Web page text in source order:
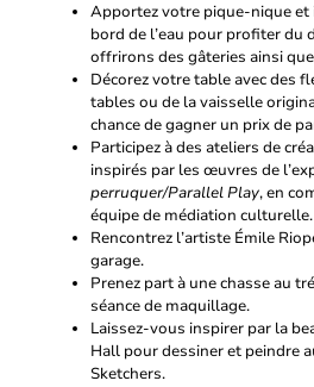
Apportez votre pique-nique
bord de l’eau pour profiter du
offrirons des gâteries ainsi
Décorez votre table avec des
tables ou de la vaisselle
chance de gagner un prix de
Participez à des ateliers de
inspirés par les œuvres de
perruquer/Parallel Play, en
équipe de médiation culturelle.
Rencontrez l’artiste Émile
garage.
Prenez part à une chasse au
séance de maquillage.
Laissez-vous inspirer par la
Hall pour dessiner et peindre
Sketchers.